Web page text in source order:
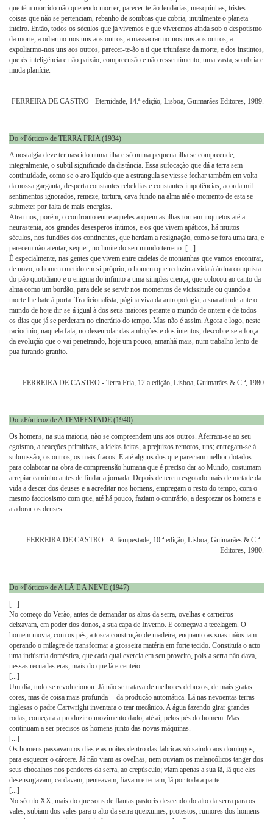
que têm morrido não querendo morrer, parecer-te-ão lendárias, mesquinhas, tristes
coisas que não se pertenciam, rebanho de sombras que cobria, inutilmente o planeta
inteiro. Então, todos os séculos que já vivemos e que viveremos ainda sob o despotismo
da morte, a odiarmo-nos uns aos outros, a massacrarmo-nos uns aos outros, a
expoliarmo-nos uns aos outros, parecer-te-ão a ti que triunfaste da morte, e dos instintos,
que és inteligência e não paixão, compreensão e não ressentimento, uma vasta, sombria e
muda planície.
FERREIRA DE CASTRO - Eternidade, 14.ª edição, Lisboa, Guimarães Editores, 1989.
Do «Pórtico» de TERRA FRIA (1934)
A nostalgia deve ter nascido numa ilha e só numa pequena ilha se compreende,
integralmente, o subtil significado da distância. Essa sufocação que dá a terra sem
continuidade, como se o aro líquido que a estrangula se viesse fechar também em volta
da nossa garganta, desperta constantes rebeldias e constantes impotências, acorda mil
sentimentos ignorados, remexe, tortura, cava fundo na alma até o momento de esta se
submeter por falta de mais energias.
Atrai-nos, porém, o confronto entre aqueles a quem as ilhas tornam inquietos até a
neurastenia, aos grandes desesperos íntimos, e os que vivem apáticos, há muitos
séculos, nos fundões dos continentes, que herdam a resignação, como se fora uma tara, e
parecem não atentar, sequer, no limite do seu mundo terreno. [...]
É especialmente, nas gentes que vivem entre cadeias de montanhas que vamos encontrar,
de novo, o homem metido em si próprio, o homem que reduziu a vida à árdua conquista
do pão quotidiano e o enigma do infinito a uma simples crença, que colocou ao canto da
alma como um bordão, para dele se servir nos momentos de vicissitude ou quando a
morte lhe bate à porta. Tradicionalista, página viva da antropologia, a sua atitude ante o
mundo de hoje dir-se-á igual à dos seus maiores perante o mundo de ontem e de todos
os dias que já se perderam no cinerário do tempo. Mas não é assim. Agora e logo, neste
raciocínio, naquela fala, no desenrolar das ambições e dos intentos, descobre-se a força
da evolução que o vai penetrando, hoje um pouco, amanhã mais, num trabalho lento de
pua furando granito.
FERREIRA DE CASTRO - Terra Fria, 12.a edição, Lisboa, Guimarães & C.ª, 1980
Do «Pórtico» de A TEMPESTADE (1940)
Os homens, na sua maioria, não se compreendem uns aos outros. Aferram-se ao seu
egoísmo, a reacções primitivas, a ideias feitas, a prejuízos remotos, uns; entregam-se à
submissão, os outros, os mais fracos. E até alguns dos que pareciam melhor dotados
para colaborar na obra de compreensão humana que é preciso dar ao Mundo, costumam
arrepiar caminho antes de findar a jornada. Depois de terem esgotado mais de metade da
vida a descer dos deuses e a acreditar nos homens, empregam o resto do tempo, com o
mesmo facciosismo com que, até há pouco, faziam o contrário, a desprezar os homens e
a adorar os deuses.
FERREIRA DE CASTRO - A Tempestade, 10.ª edição, Lisboa, Guimarães & C.ª -
Editores, 1980.
Do «Pórtico» de A LÃ E A NEVE (1947)
[...]
No começo do Verão, antes de demandar os altos da serra, ovelhas e carneiros
deixavam, em poder dos donos, a sua capa de Inverno. E começava a tecelagem. O
homem movia, com os pés, a tosca construção de madeira, enquanto as suas mãos iam
operando o milagre de transformar a grosseira matéria em forte tecido. Constituía o acto
uma indústria doméstica, que cada qual exercia em seu proveito, pois a serra não dava,
nessas recuadas eras, mais do que lã e centeio.
[...]
Um dia, tudo se revolucionou. Já não se tratava de melhores debuxos, de mais gratas
cores, mas de coisa mais profunda -- da produção automática. Lá nas nevoentas terras
inglesas o padre Cartwright inventara o tear mecânico. A água fazendo girar grandes
rodas, começara a produzir o movimento dado, até aí, pelos pés do homem. Mas
continuam a ser precisos os homens junto das novas máquinas.
[...]
Os homens passavam os dias e as noites dentro das fábricas só saindo aos domingos,
para esquecer o cárcere. Já não viam as ovelhas, nem ouviam os melancólicos tanger dos
seus chocalhos nos pendores da serra, ao crepúsculo; viam apenas a sua lã, lã que eles
desensugavam, cardavam, penteavam, fiavam e teciam, lã por toda a parte.
[...]
No século XX, mais do que sons de flautas pastoris descendo do alto da serra para os
vales, subiam dos vales para o alto da serra queixumes, protestos, rumores dos homens